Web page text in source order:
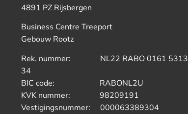
4891 PZ Rijsbergen
Business Centre Treeport
Gebouw Rootz
Rek. nummer: NL22 RABO 0161 5313
34
BIC code: RABONL2U
KVK nummer: 98209191
Vestigingsnummer: 000063389304